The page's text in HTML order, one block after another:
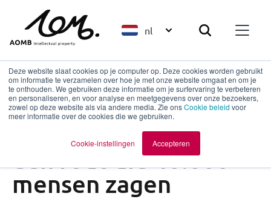
Deze website slaat cookies op je computer op. Deze cookies worden gebruikt
om informatie te verzamelen over hoe je met onze website omgaat en om je
te onthouden. We gebruiken deze informatie om je surfervaring te verbeteren
en personaliseren, en voor analyse en meetgegevens over onze bezoekers,
zowel op deze website als via andere media. Zie onsCookie beleid voor
meer informatie over de cookies die we gebruiken.
Cookie-instellingen Accepteren
nl
Terug naar overzicht
Innovatie begon met
een fout die 40.000
mensen zagen